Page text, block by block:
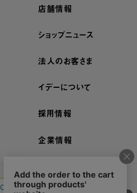
店舗情報
ショップニュース
法人のお客さま
イデーについて
採用情報
企業情報
外部送信ポリシー ご利用規約